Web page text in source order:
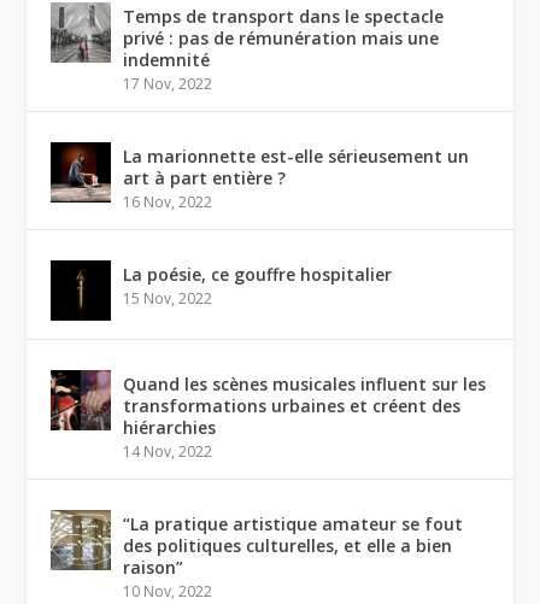
Temps de transport dans le spectacle
privé : pas de rémunération mais une
indemnité
17 Nov, 2022
La marionnette est-elle sérieusement un
art à part entière ?
16 Nov, 2022
La poésie, ce gouffre hospitalier
15 Nov, 2022
Quand les scènes musicales influent sur les
transformations urbaines et créent des
hiérarchies
14 Nov, 2022
“La pratique artistique amateur se fout
des politiques culturelles, et elle a bien
raison”
10 Nov, 2022